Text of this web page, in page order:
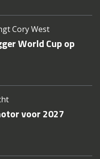
Cory West
World Cup op
voor 2027